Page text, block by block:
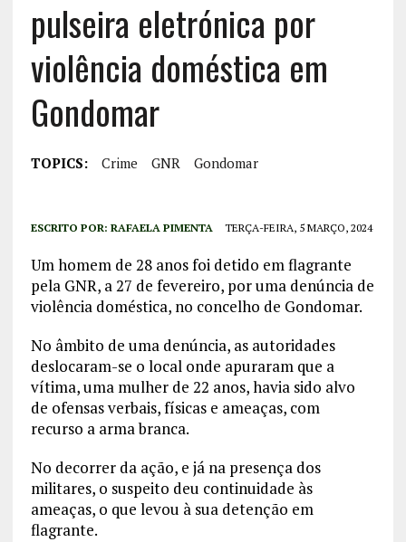
pulseira eletrónica por
violência doméstica em
Gondomar
TOPICS: Crime GNR Gondomar
ESCRITO POR: RAFAELA PIMENTA TERÇA-FEIRA, 5 MARÇO, 2024
Um homem de 28 anos foi detido em flagrante
pela GNR, a 27 de fevereiro, por uma denúncia de
violência doméstica, no concelho de Gondomar.
No âmbito de uma denúncia, as autoridades
deslocaram-se o local onde apuraram que a
vítima, uma mulher de 22 anos, havia sido alvo
de ofensas verbais, físicas e ameaças, com
recurso a arma branca.
No decorrer da ação, e já na presença dos
militares, o suspeito deu continuidade às
ameaças, o que levou à sua detenção em
flagrante.